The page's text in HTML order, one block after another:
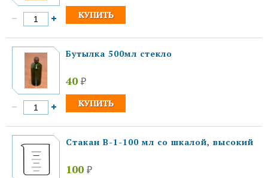
Бутылка 500мл стекло
40 ₽
Стакан В-1-100 мл со шкалой, высокий
100 ₽